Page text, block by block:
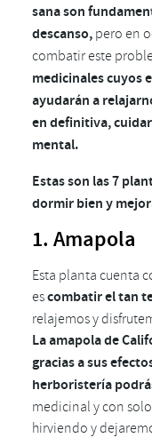
sana son
descanso, pero en
combatir este
medicinales cuyos
ayudarán a
en definitiva,
mental.
Estas son las 7
dormir bien y
1. Amapola
Esta planta cuenta
escombatir el tan
relajemos y
La amapola de
gracias a sus
herboristería
medicinal y con
hirviendo y